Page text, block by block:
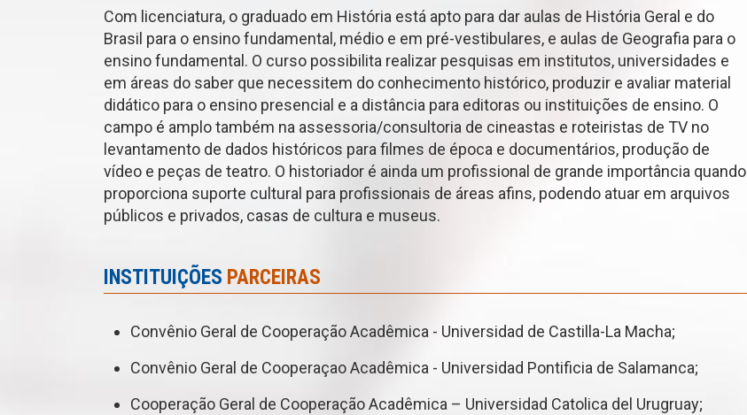
Com licenciatura, o graduado em História está apto para dar aulas de História Geral e do
Brasil para o ensino fundamental, médio e em pré-vestibulares, e aulas de Geografia para o
ensino fundamental. O curso possibilita realizar pesquisas em institutos, universidades e
em áreas do saber que necessitem do conhecimento histórico, produzir e avaliar material
didático para o ensino presencial e a distância para editoras ou instituições de ensino. O
campo é amplo também na assessoria/consultoria de cineastas e roteiristas de TV no
levantamento de dados históricos para filmes de época e documentários, produção de
vídeo e peças de teatro. O historiador é ainda um profissional de grande importância quando
proporciona suporte cultural para profissionais de áreas afins, podendo atuar em arquivos
públicos e privados, casas de cultura e museus.
INSTITUIÇÕES PARCEIRAS
Convênio Geral de Cooperação Acadêmica - Universidad de Castilla-La Macha;
Convênio Geral de Cooperaçao Acadêmica - Universidad Pontificia de Salamanca;
Cooperação Geral de Cooperação Acadêmica – Universidad Catolica del Urugruay;